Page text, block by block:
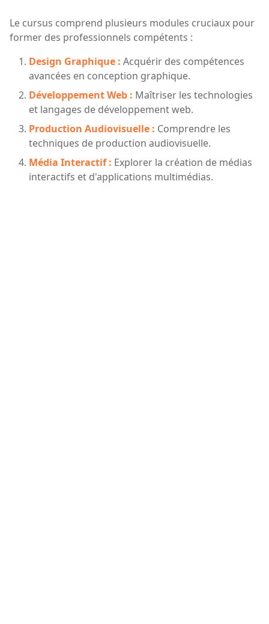
Le cursus comprend plusieurs modules cruciaux pour
former des professionnels compétents :
Design Graphique : Acquérir des compétences
avancées en conception graphique.
Développement Web : Maîtriser les technologies
et langages de développement web.
Production Audiovisuelle : Comprendre les
techniques de production audiovisuelle.
Média Interactif : Explorer la création de médias
interactifs et d'applications multimédias.